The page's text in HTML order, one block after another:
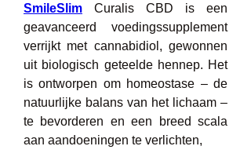
SmileSlim Curalis CBD is een
geavanceerd voedingssupplement
verrijkt met cannabidiol, gewonnen
uit biologisch geteelde hennep. Het
is ontworpen om homeostase – de
natuurlijke balans van het lichaam –
te bevorderen en een breed scala
aan aandoeningen te verlichten,